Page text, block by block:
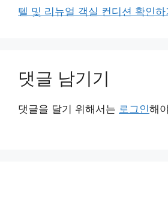
텔 및 리뉴얼 객실 컨디션 확인하
댓글 남기기
댓글을 달기 위해서는 로그인해